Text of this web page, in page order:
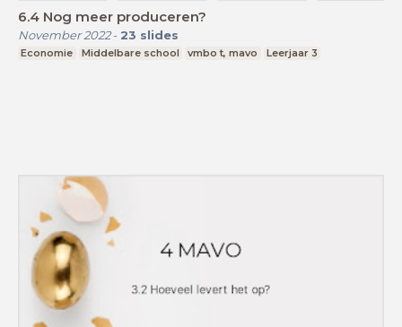
6.4 Nog meer produceren?
November 2022- 23 slides
Economie Middelbare school vmbo t, mavo Leerjaar 3